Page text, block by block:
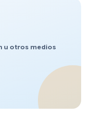
u otros medios